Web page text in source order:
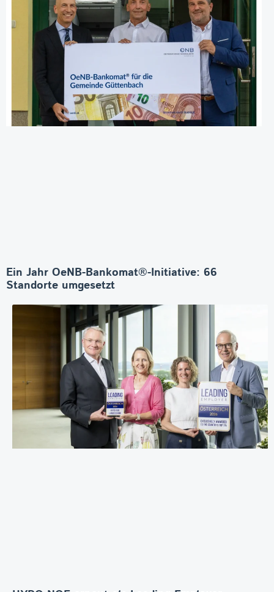
Ein Jahr OeNB-Bankomat®-Initiative: 66
Standorte umgesetzt